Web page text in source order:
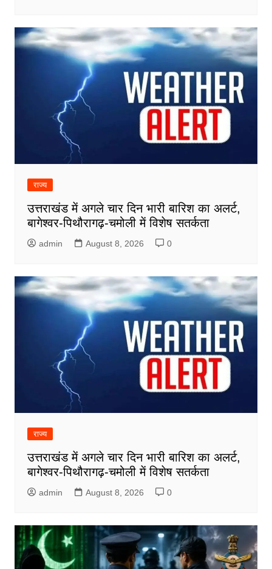
राज्य
उत्तराखंड में अगले चार दिन भारी बारिश का अलर्ट,
बागेश्वर-पिथौरागढ़-चमोली में विशेष सतर्कता
admin August 8, 2026 0
राज्य
उत्तराखंड में अगले चार दिन भारी बारिश का अलर्ट,
बागेश्वर-पिथौरागढ़-चमोली में विशेष सतर्कता
admin August 8, 2026 0